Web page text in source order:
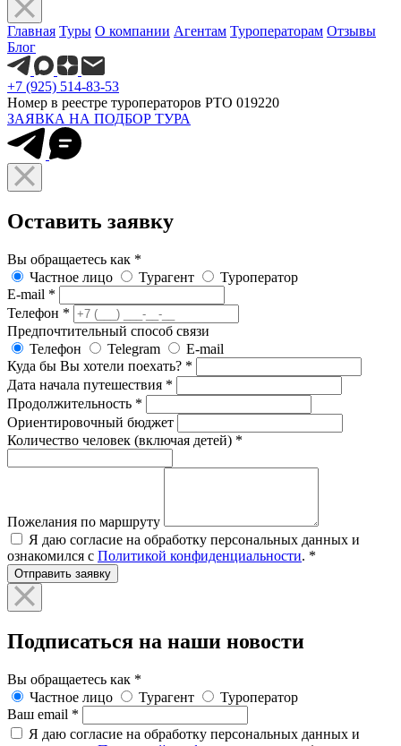
Главная Туры О компании Агентам Туроператорам Отзывы
Блог
+7 (925) 514-83-53
Номер в реестре туроператоров РТО 019220
ЗАЯВКА НА ПОДБОР ТУРА
Оставить заявку
Вы обращаетесь как *
Частное лицо
Турагент
Туроператор
E-mail *
Телефон *
Предпочтительный способ связи
Телефон
Telegram
E-mail
Куда бы Вы хотели поехать? *
Дата начала путешествия *
Продолжительность *
Ориентировочный бюджет
Количество человек (включая детей) *
Пожелания по маршруту
Я даю согласие на обработку персональных данных и
ознакомился с Политикой конфиденциальности. *
Отправить заявку
Подписаться на наши новости
Вы обращаетесь как *
Частное лицо
Турагент
Туроператор
Ваш email *
Я даю согласие на обработку персональных данных и